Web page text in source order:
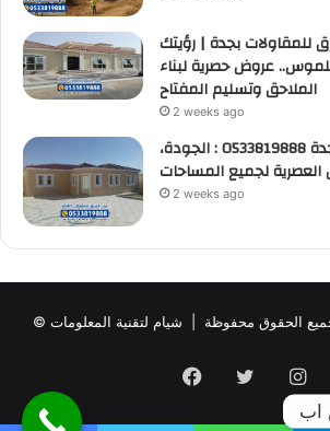
للمقاولات بجدة | رؤيتك
عروض حصرية لبناء
الملاحق وتسليم المفتاح
2 weeks ago
بناء ملاحق في جدة 0533819888 : الجودة،
العصرية لجميع المساحات
2 weeks ago
شيام لتقنية المعلومات
Facebook
Twitter
اب